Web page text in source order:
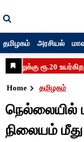
தமிழகம் அரசியல்
Home தமிழகம்
நெல்லையில்
நிலையம்